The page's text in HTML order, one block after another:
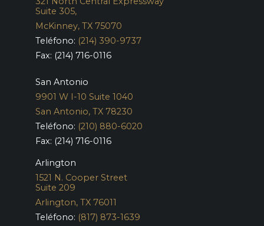
Suite 305,
McKinney, TX 75070
Teléfono: (214) 390-9737
Fax: (214) 716-0116
San Antonio
9901 W I-10 Suite 1040
San Antonio, TX 78230
Teléfono: (210) 880-6020
Fax: (214) 716-0116
Arlington
1521 N. Cooper Street
Suite 209
Arlington, TX 76011
Teléfono: (817) 873-1639